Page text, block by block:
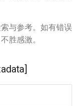
与参考。如有错误
胜感激。